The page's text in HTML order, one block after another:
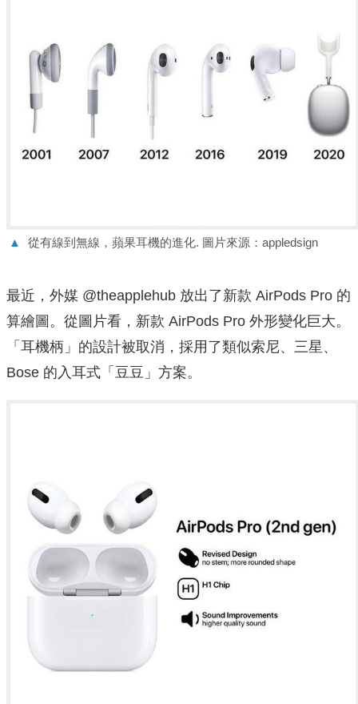
▲ 從有線到無線，蘋果耳機的進化. 圖片來源：appledsign
最近，外媒 @theapplehub 放出了新款 AirPods Pro 的
算繪圖。從圖片看，新款 AirPods Pro 外形變化巨大。
「耳機柄」的設計被取消，採用了類似索尼、三星、
Bose 的入耳式「豆豆」方案。